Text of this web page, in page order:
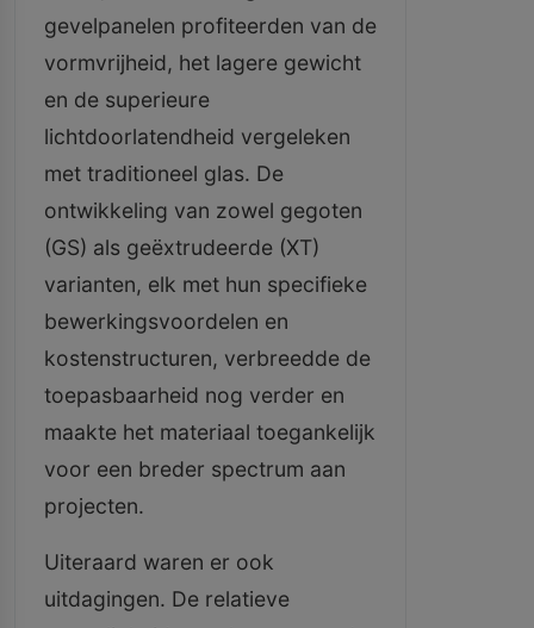
gevelpanelen profiteerden van de
vormvrijheid, het lagere gewicht
en de superieure
lichtdoorlatendheid vergeleken
met traditioneel glas. De
ontwikkeling van zowel gegoten
(GS) als geëxtrudeerde (XT)
varianten, elk met hun specifieke
bewerkingsvoordelen en
kostenstructuren, verbreedde de
toepasbaarheid nog verder en
maakte het materiaal toegankelijk
voor een breder spectrum aan
projecten.
Uiteraard waren er ook
uitdagingen. De relatieve